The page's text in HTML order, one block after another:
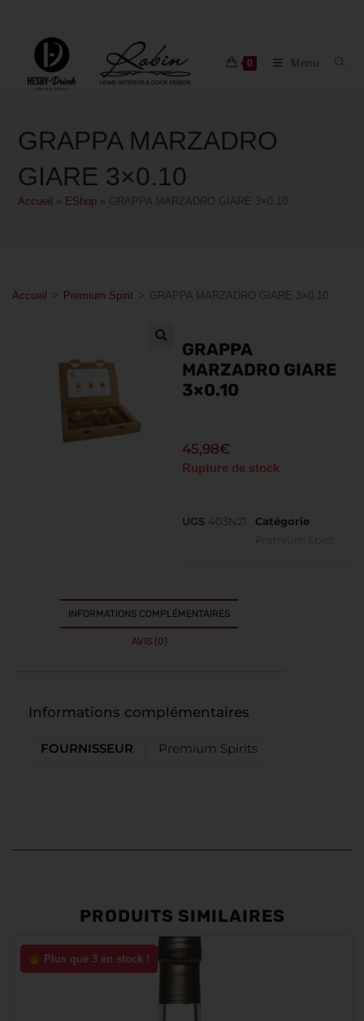
0 Menu
GRAPPA MARZADRO
GIARE 3×0.10
Accueil EShop GRAPPA MARZADRO GIARE 3×0.10
Accueil > Premium Spirit > GRAPPA MARZADRO GIARE 3×0.10
GRAPPA
MARZADRO GIARE
3×0.10
45,98€
Rupture de stock
UGS 403N21
Catégorie
Premium Spirit
INFORMATIONS COMPLÉMENTAIRES
AVIS (0)
Informations complémentaires
FOURNISSEUR Premium Spirits
PRODUITS SIMILAIRES
Plus que 3 en stock !